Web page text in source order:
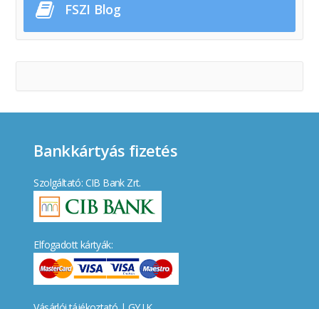
FSZI Blog
Bankkártyás fizetés
Szolgáltató: CIB Bank Zrt.
Elfogadott kártyák: